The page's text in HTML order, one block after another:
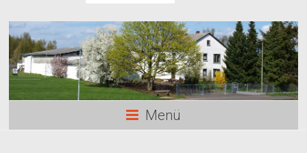
Menü
02:00
04:00